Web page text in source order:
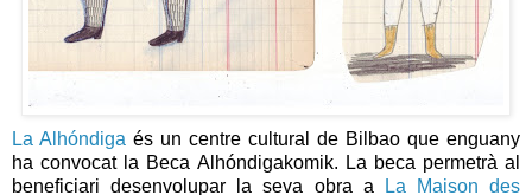
La Alhóndiga és un centre cultural de Bilbao que enguany
ha convocat la Beca Alhóndigakomik. La beca permetrà al
beneficiari desenvolupar la seva obra a
La Maison des